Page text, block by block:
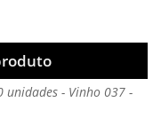
unidades - Vinho 037 -